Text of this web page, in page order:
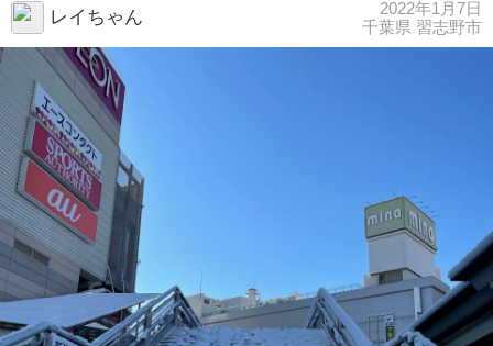
レイちゃん
2022年1月7日
千葉県 習志野市